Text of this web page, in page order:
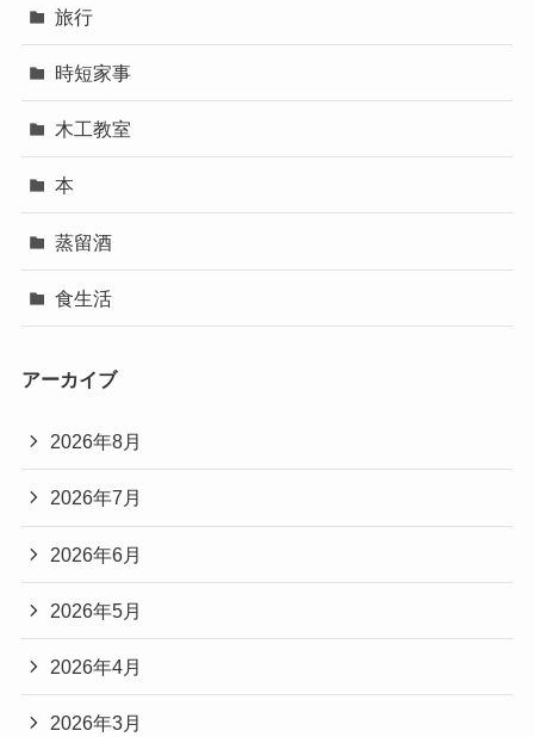
旅行
時短家事
木工教室
本
蒸留酒
食生活
アーカイブ
2026年8月
2026年7月
2026年6月
2026年5月
2026年4月
2026年3月